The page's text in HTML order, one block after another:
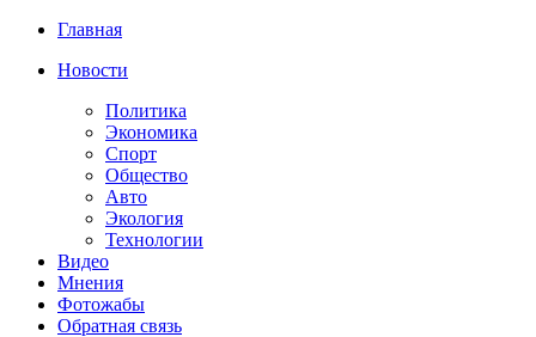
Главная
Новости
Политика
Экономика
Спорт
Общество
Авто
Экология
Технологии
Видео
Мнения
Фотожабы
Обратная связь